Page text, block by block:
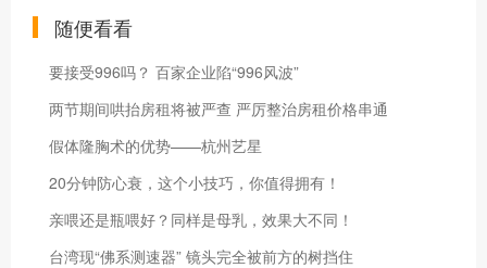
随便看看
要接受996吗？ 百家企业陷“996风波”
两节期间哄抬房租将被严查 严厉整治房租价格串通
假体隆胸术的优势——杭州艺星
20分钟防心衰，这个小技巧，你值得拥有！
亲喂还是瓶喂好？同样是母乳，效果大不同！
台湾现“佛系测速器” 镜头完全被前方的树挡住